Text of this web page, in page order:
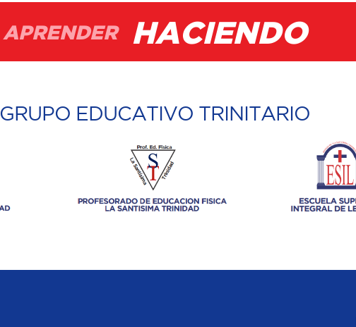
APRENDER HACIENDO
GRUPO EDUCATIVO TRINITARIO